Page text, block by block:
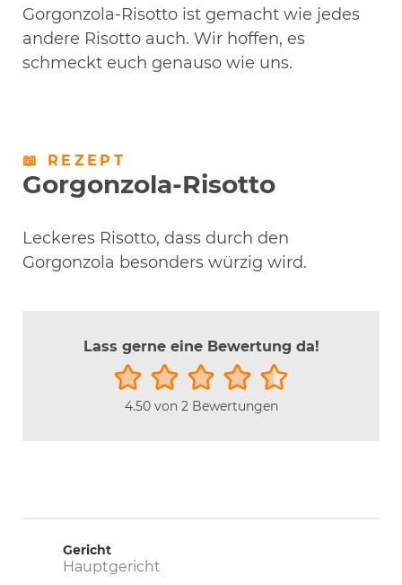
Gorgonzola-Risotto ist gemacht wie jedes
andere Risotto auch. Wir hoffen, es
schmeckt euch genauso wie uns.
📖 REZEPT
Gorgonzola-Risotto
Leckeres Risotto, dass durch den
Gorgonzola besonders würzig wird.
Lass gerne eine Bewertung da!
4.50von 2Bewertungen
Gericht
Hauptgericht